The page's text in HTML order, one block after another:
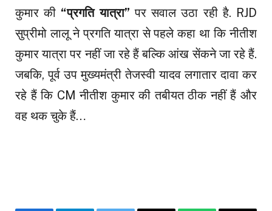
कुमार की “प्रगति यात्रा” पर सवाल उठा रही है. RJD
सुप्रीमो लालू ने प्रगति यात्रा से पहले कहा था कि नीतीश
कुमार यात्रा पर नहीं जा रहे हैं बल्कि आंख सेंकने जा रहे हैं.
जबकि, पूर्व उप मुख्यमंत्री तेजस्वी यादव लगातार दावा कर
रहे हैं कि CM नीतीश कुमार की तबीयत ठीक नहीं हैं और
वह थक चुके हैं…